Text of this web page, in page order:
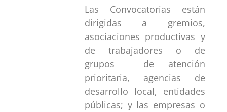
Las Convocatorias están
dirigidas a gremios,
asociaciones productivas y
de trabajadores o de
grupos de atención
prioritaria, agencias de
desarrollo local, entidades
públicas; y las empresas o